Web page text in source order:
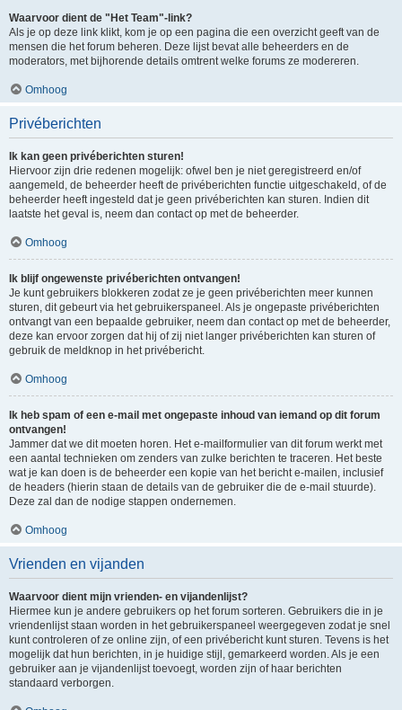
Waarvoor dient de "Het Team"-link?
Als je op deze link klikt, kom je op een pagina die een overzicht geeft van de
mensen die het forum beheren. Deze lijst bevat alle beheerders en de
moderators, met bijhorende details omtrent welke forums ze modereren.
Omhoog
Privéberichten
Ik kan geen privéberichten sturen!
Hiervoor zijn drie redenen mogelijk: ofwel ben je niet geregistreerd en/of
aangemeld, de beheerder heeft de privéberichten functie uitgeschakeld, of de
beheerder heeft ingesteld dat je geen privéberichten kan sturen. Indien dit
laatste het geval is, neem dan contact op met de beheerder.
Omhoog
Ik blijf ongewenste privéberichten ontvangen!
Je kunt gebruikers blokkeren zodat ze je geen privéberichten meer kunnen
sturen, dit gebeurt via het gebruikerspaneel. Als je ongepaste privéberichten
ontvangt van een bepaalde gebruiker, neem dan contact op met de beheerder,
deze kan ervoor zorgen dat hij of zij niet langer privéberichten kan sturen of
gebruik de meldknop in het privébericht.
Omhoog
Ik heb spam of een e-mail met ongepaste inhoud van iemand op dit forum
ontvangen!
Jammer dat we dit moeten horen. Het e-mailformulier van dit forum werkt met
een aantal technieken om zenders van zulke berichten te traceren. Het beste
wat je kan doen is de beheerder een kopie van het bericht e-mailen, inclusief
de headers (hierin staan de details van de gebruiker die de e-mail stuurde).
Deze zal dan de nodige stappen ondernemen.
Omhoog
Vrienden en vijanden
Waarvoor dient mijn vrienden- en vijandenlijst?
Hiermee kun je andere gebruikers op het forum sorteren. Gebruikers die in je
vriendenlijst staan worden in het gebruikerspaneel weergegeven zodat je snel
kunt controleren of ze online zijn, of een privébericht kunt sturen. Tevens is het
mogelijk dat hun berichten, in je huidige stijl, gemarkeerd worden. Als je een
gebruiker aan je vijandenlijst toevoegt, worden zijn of haar berichten
standaard verborgen.